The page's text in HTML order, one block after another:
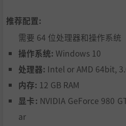
推荐配置:
需要 64 位处理器和操作系统
操作系统: Windows 10
处理器: Intel or AMD 64bit,
内存: 12 GB RAM
显卡: NVIDIA GeForce 980
ar